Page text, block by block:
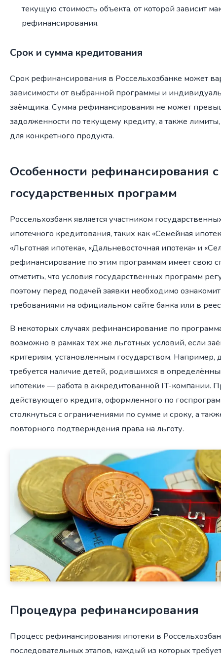
текущую стоимость объекта, от которой зависит
рефинансирования.
Срок и сумма кредитования
Срок рефинансирования в Россельхозбанке может
зависимости от выбранной программы и
заёмщика. Сумма рефинансирования не может
задолженности по текущему кредиту, а также
для конкретного продукта.
Особенности рефинансирования
государственных программ
Россельхозбанк является участником
ипотечного кредитования, таких как «Семейная
«Льготная ипотека», «Дальневосточная ипотека» и
рефинансирование по этим программам имеет свою
отметить, что условия государственных программ
поэтому перед подачей заявки необходимо
требованиями на официальном сайте банка или в
В некоторых случаях рефинансирование по
возможно в рамках тех же льготных условий, если
критериям, установленным государством. Например,
требуется наличие детей, родившихся в
ипотеки» — работа в аккредитованной IT-компании.
действующего кредита, оформленного по
столкнуться с ограничениями по сумме и сроку, а
повторного подтверждения права на льготу.
Процедура рефинансирования
Процесс рефинансирования ипотеки в
последовательных этапов, каждый из которых